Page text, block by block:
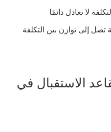
لا تعادل دائمًا
تصل إلى توازن بين التكلفة
الاستقبال في